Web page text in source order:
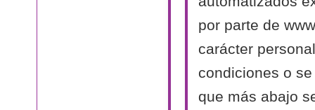
por parte de
carácter
condiciones o
que más abajo